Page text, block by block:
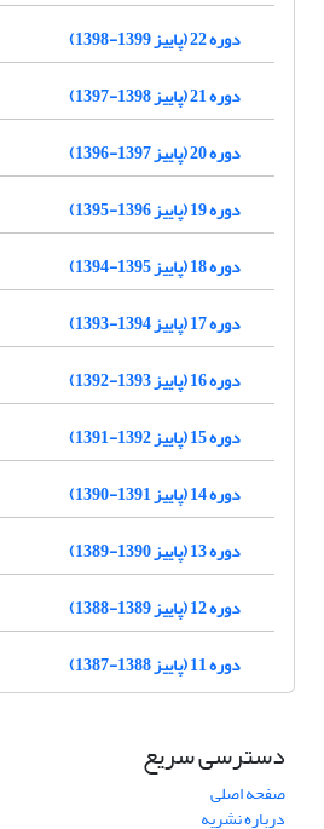
دوره 22 (پاییز 1399-1398)
دوره 21 (پاییز 1398-1397)
دوره 20 (پاییز 1397-1396)
دوره 19 (پاییز 1396-1395)
دوره 18 (پاییز 1395-1394)
دوره 17 (پاییز 1394-1393)
دوره 16 (پاییز 1393-1392)
دوره 15 (پاییز 1392-1391)
دوره 14 (پاییز 1391-1390)
دوره 13 (پاییز 1390-1389)
دوره 12 (پاییز 1389-1388)
دوره 11 (پاییز 1388-1387)
دسترسی سریع
صفحه اصلی
درباره نشریه